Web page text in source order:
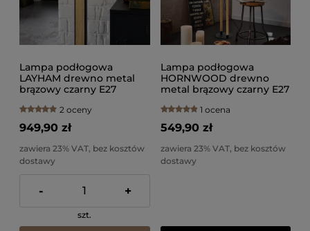
Lampa podłogowa
LAYHAM drewno metal
brązowy czarny E27
2 oceny
949,90 zł
zawiera 23% VAT, bez kosztów
dostawy
- +
szt.
Lampa podłogowa
HORNWOOD drewno
metal brązowy czarny E27
1 ocena
549,90 zł
zawiera 23% VAT, bez kosztów
dostawy